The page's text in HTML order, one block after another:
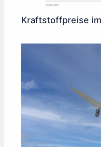
Kraftstoffpreise